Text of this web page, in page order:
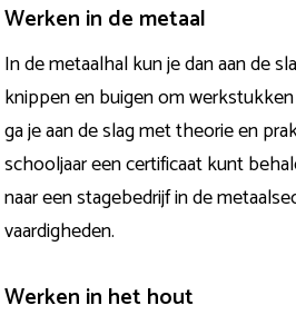
Werken in de metaal
In demetaalhalkun je dan aan de
knippen en buigen om
ga je aan de slag met theorie en
schooljaar een certificaat kunt
naar een stagebedrijf in de
vaardigheden.
Werken in het hout